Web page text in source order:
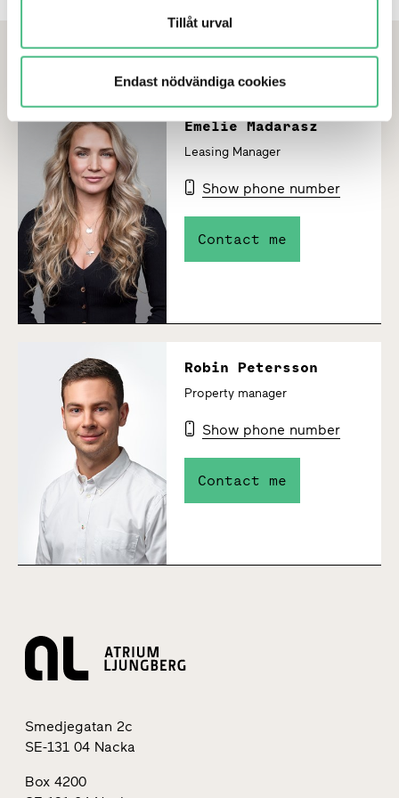
Tillåt urval
Endast nödvändiga cookies
Connect with us!
Emelie Madarasz
Leasing Manager
Show phone number
Contact me
Robin Petersson
Property manager
Show phone number
Contact me
Smedjegatan 2c
SE-131 04 Nacka
Box 4200